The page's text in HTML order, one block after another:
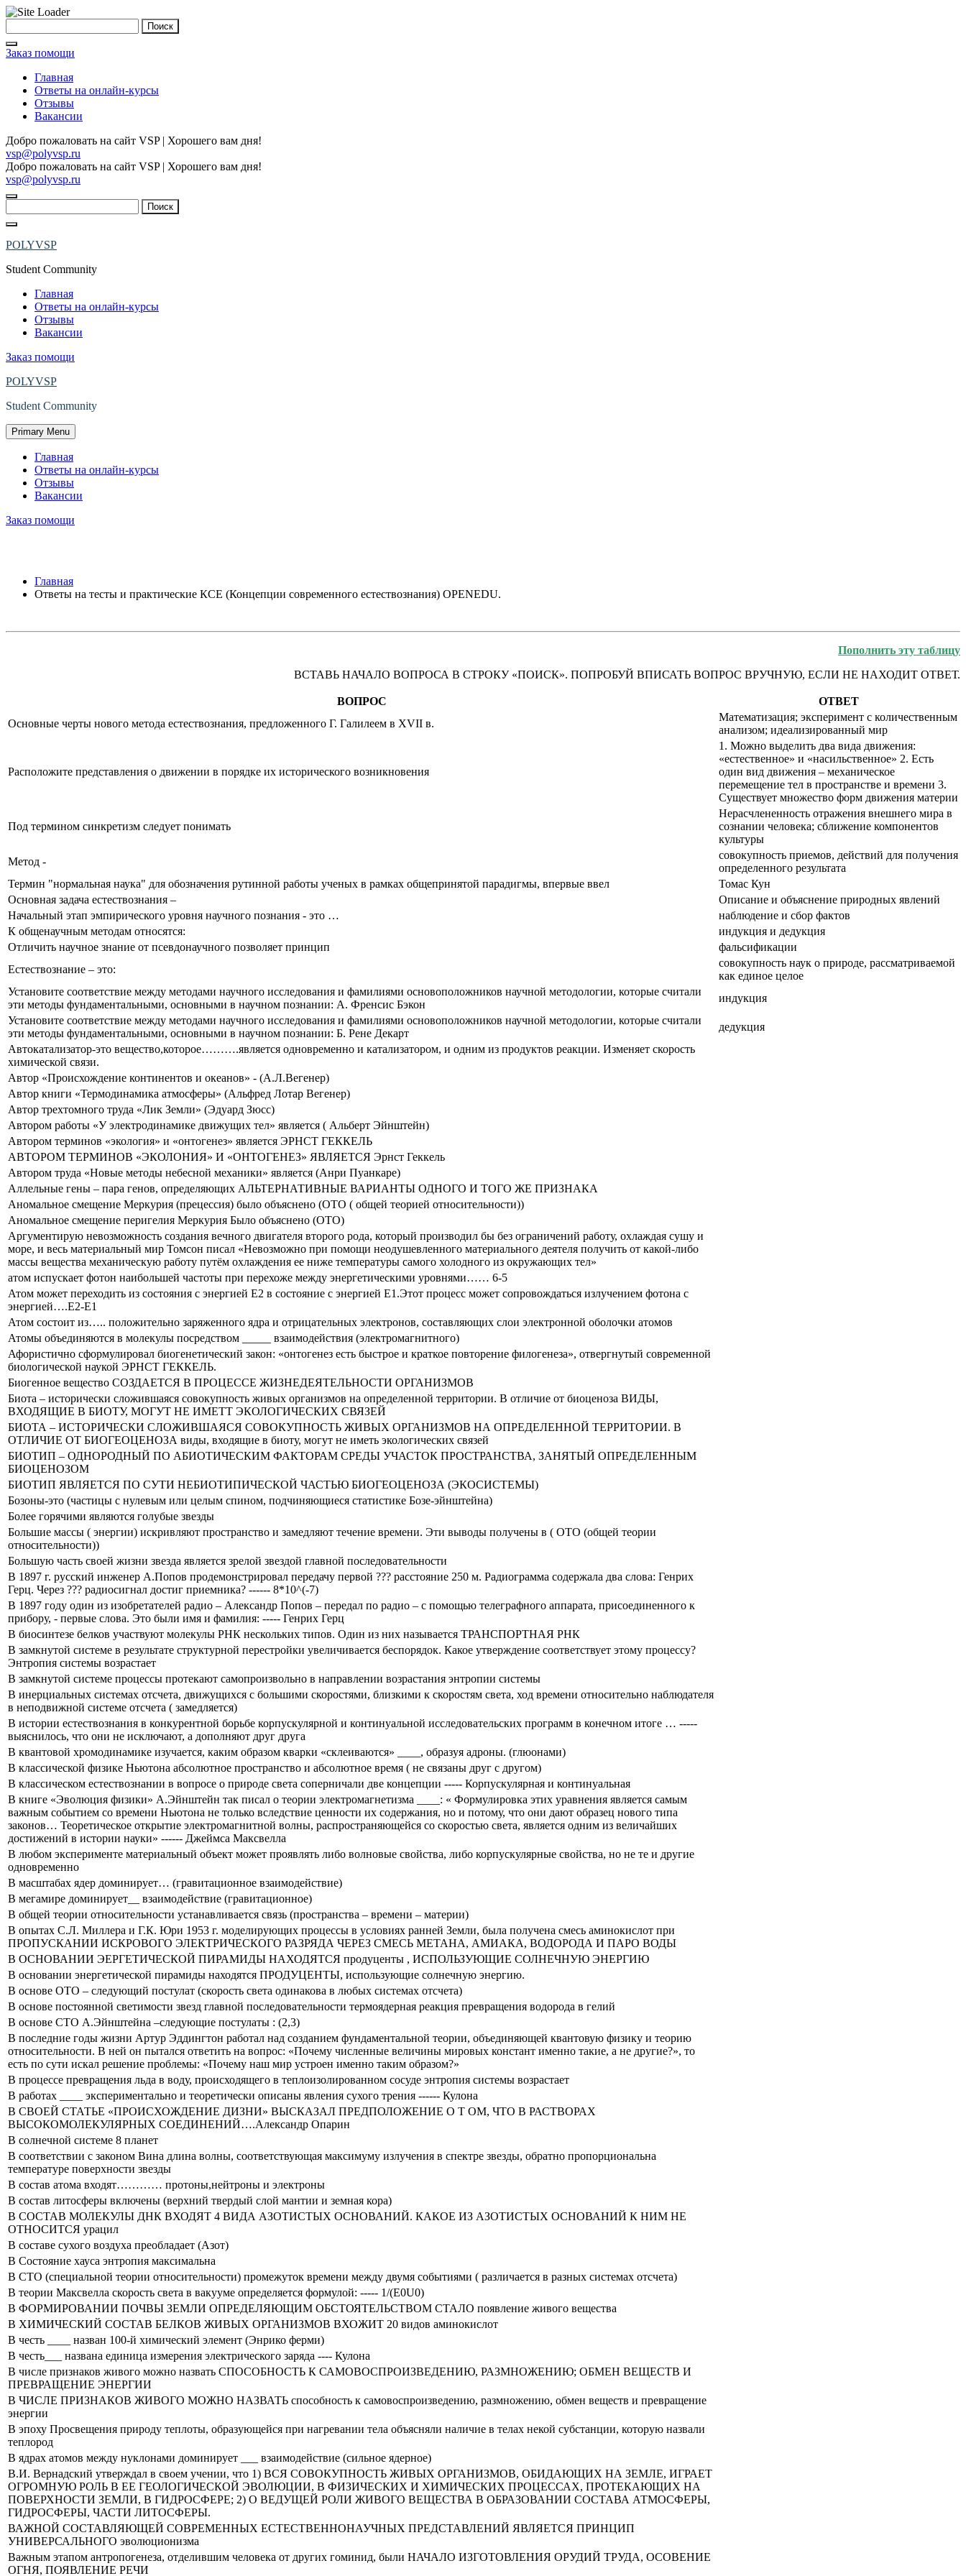
to
content
Заказ помощи
Главная
Ответы на онлайн-курсы
Отзывы
Вакансии
Добро пожаловать на сайт VSP | Хорошего вам дня!
vsp@polyvsp.ru
Добро пожаловать на сайт VSP | Хорошего вам дня!
vsp@polyvsp.ru
POLYVSP
Student Community
Главная
Ответы на онлайн-курсы
Отзывы
Вакансии
Заказ помощи
POLYVSP
Student Community
Primary Menu
Главная
Ответы на онлайн-курсы
Отзывы
Вакансии
Заказ помощи
Главная
Ответы на тесты и практические КСЕ (Концепции современного естествознания) OPENEDU.
Пополнить эту таблицу
ВСТАВЬ НАЧАЛО ВОПРОСА В СТРОКУ «ПОИСК». ПОПРОБУЙ ВПИСАТЬ ВОПРОС ВРУЧНУЮ, ЕСЛИ НЕ НАХОДИТ ОТВЕТ.
ВОПРОС
ОТВЕТ
Основные черты нового метода естествознания, предложенного Г. Галилеем в XVII в.
Математизация; эксперимент с количественным
анализом; идеализированный мир
Расположите представления о движении в порядке их исторического возникновения
1. Можно выделить два вида движения:
«естественное» и «насильственное» 2. Есть
один вид движения – механическое
перемещение тел в пространстве и времени 3.
Существует множество форм движения материи
Под термином синкретизм следует понимать
Нерасчлененность отражения внешнего мира в
сознании человека; сближение компонентов
культуры
Метод -
совокупность приемов, действий для получения
определенного результата
Термин "нормальная наука" для обозначения рутинной работы ученых в рамках общепринятой парадигмы, впервые ввел
Томас Кун
Основная задача естествознания –
Описание и объяснение природных явлений
Начальный этап эмпирического уровня научного познания - это …
наблюдение и сбор фактов
К общенаучным методам относятся:
индукция и дедукция
Отличить научное знание от псевдонаучного позволяет принцип
фальсификации
Естествознание – это:
совокупность наук о природе, рассматриваемой
как единое целое
Установите соответствие между методами научного исследования и фамилиями основоположников научной методологии, которые считали
эти методы фундаментальными, основными в научном познании: А. Френсис Бэкон
индукция
Установите соответствие между методами научного исследования и фамилиями основоположников научной методологии, которые считали
эти методы фундаментальными, основными в научном познании: Б. Рене Декарт
дедукция
Автокатализатор-это вещество,которое……….является одновременно и катализатором, и одним из продуктов реакции. Изменяет скорость
химической связи.
Автор «Происхождение континентов и океанов» - (А.Л.Вегенер)
Автор книги «Термодинамика атмосферы» (Альфред Лотар Вегенер)
Автор трехтомного труда «Лик Земли» (Эдуард Зюсс)
Автором работы «У электродинамике движущих тел» является ( Альберт Эйнштейн)
Автором терминов «экология» и «онтогенез» является ЭРНСТ ГЕККЕЛЬ
АВТОРОМ ТЕРМИНОВ «ЭКОЛОНИЯ» И «ОНТОГЕНЕЗ» ЯВЛЯЕТСЯ Эрнст Геккель
Автором труда «Новые методы небесной механики» является (Анри Пуанкаре)
Аллельные гены – пара генов, определяющих АЛЬТЕРНАТИВНЫЕ ВАРИАНТЫ ОДНОГО И ТОГО ЖЕ ПРИЗНАКА
Аномальное смещение Меркурия (прецессия) было объяснено (ОТО ( общей теорией относительности))
Аномальное смещение перигелия Меркурия Было объяснено (ОТО)
Аргументирую невозможность создания вечного двигателя второго рода, который производил бы без ограничений работу, охлаждая сушу и
море, и весь материальный мир Томсон писал «Невозможно при помощи неодушевленного материального деятеля получить от какой-либо
массы вещества механическую работу путём охлаждения ее ниже температуры самого холодного из окружающих тел»
атом испускает фотон наибольшей частоты при перехоже между энергетическими уровнями…… 6-5
Атом может переходить из состояния с энергией Е2 в состояние с энергией Е1.Этот процесс может сопровождаться излучением фотона с
энергией….Е2-Е1
Атом состоит из….. положительно заряженного ядра и отрицательных электронов, составляющих слои электронной оболочки атомов
Атомы объединяются в молекулы посредством _____ взаимодействия (электромагнитного)
Афористично сформулировал биогенетический закон: «онтогенез есть быстрое и краткое повторение филогенеза», отвергнутый современной
биологической наукой ЭРНСТ ГЕККЕЛЬ.
Биогенное вещество СОЗДАЕТСЯ В ПРОЦЕССЕ ЖИЗНЕДЕЯТЕЛЬНОСТИ ОРГАНИЗМОВ
Биота – исторически сложившаяся совокупность живых организмов на определенной территории. В отличие от биоценоза ВИДЫ,
ВХОДЯЩИЕ В БИОТУ, МОГУТ НЕ ИМЕТТ ЭКОЛОГИЧЕСКИХ СВЯЗЕЙ
БИОТА – ИСТОРИЧЕСКИ СЛОЖИВШАЯСЯ СОВОКУПНОСТЬ ЖИВЫХ ОРГАНИЗМОВ НА ОПРЕДЕЛЕННОЙ ТЕРРИТОРИИ. В
ОТЛИЧИЕ ОТ БИОГЕОЦЕНОЗА виды, входящие в биоту, могут не иметь экологических связей
БИОТИП – ОДНОРОДНЫЙ ПО АБИОТИЧЕСКИМ ФАКТОРАМ СРЕДЫ УЧАСТОК ПРОСТРАНСТВА, ЗАНЯТЫЙ ОПРЕДЕЛЕННЫМ
БИОЦЕНОЗОМ
БИОТИП ЯВЛЯЕТСЯ ПО СУТИ НЕБИОТИПИЧЕСКОЙ ЧАСТЬЮ БИОГЕОЦЕНОЗА (ЭКОСИСТЕМЫ)
Бозоны-это (частицы с нулевым или целым спином, подчиняющиеся статистике Бозе-эйнштейна)
Более горячими являются голубые звезды
Большие массы ( энергии) искривляют пространство и замедляют течение времени. Эти выводы получены в ( ОТО (общей теории
относительности))
Большую часть своей жизни звезда является зрелой звездой главной последовательности
В 1897 г. русский инженер А.Попов продемонстрировал передачу первой ??? расстояние 250 м. Радиограмма содержала два слова: Генрих
Герц. Через ??? радиосигнал достиг приемника? ------ 8*10^(-7)
В 1897 году один из изобретателей радио – Александр Попов – передал по радио – с помощью телеграфного аппарата, присоединенного к
прибору, - первые слова. Это были имя и фамилия: ----- Генрих Герц
В биосинтезе белков участвуют молекулы РНК нескольких типов. Один из них называется ТРАНСПОРТНАЯ РНК
В замкнутой системе в результате структурной перестройки увеличивается беспорядок. Какое утверждение соответствует этому процессу?
Энтропия системы возрастает
В замкнутой системе процессы протекают самопроизвольно в направлении возрастания энтропии системы
В инерциальных системах отсчета, движущихся с большими скоростями, близкими к скоростям света, ход времени относительно наблюдателя
в неподвижной системе отсчета ( замедляется)
В истории естествознания в конкурентной борьбе корпускулярной и континуальной исследовательских программ в конечном итоге … -----
выяснилось, что они не исключают, а дополняют друг друга
В квантовой хромодинамике изучается, каким образом кварки «склеиваются» ____, образуя адроны. (глюонами)
В классической физике Ньютона абсолютное пространство и абсолютное время ( не связаны друг с другом)
В классическом естествознании в вопросе о природе света соперничали две концепции ----- Корпускулярная и континуальная
В книге «Эволюция физики» А.Эйнштейн так писал о теории электромагнетизма ____: « Формулировка этих уравнения является самым
важным событием со времени Ньютона не только вследствие ценности их содержания, но и потому, что они дают образец нового типа
законов… Теоретическое открытие электромагнитной волны, распространяющейся со скоростью света, является одним из величайших
достижений в истории науки» ------ Джеймса Максвелла
В любом эксперименте материальный объект может проявлять либо волновые свойства, либо корпускулярные свойства, но не те и другие
одновременно
В масштабах ядер доминирует… (гравитационное взаимодействие)
В мегамире доминирует__ взаимодействие (гравитационное)
В общей теории относительности устанавливается связь (пространства – времени – материи)
В опытах С.Л. Миллера и Г.К. Юри 1953 г. моделирующих процессы в условиях ранней Земли, была получена смесь аминокислот при
ПРОПУСКАНИИ ИСКРОВОГО ЭЛЕКТРИЧЕСКОГО РАЗРЯДА ЧЕРЕЗ СМЕСЬ МЕТАНА, АМИАКА, ВОДОРОДА И ПАРО ВОДЫ
В ОСНОВАНИИ ЭЕРГЕТИЧЕСКОЙ ПИРАМИДЫ НАХОДЯТСЯ продуценты , ИСПОЛЬЗУЮЩИЕ СОЛНЕЧНУЮ ЭНЕРГИЮ
В основании энергетической пирамиды находятся ПРОДУЦЕНТЫ, использующие солнечную энергию.
В основе ОТО – следующий постулат (скорость света одинакова в любых системах отсчета)
В основе постоянной светимости звезд главной последовательности термоядерная реакция превращения водорода в гелий
В основе СТО А.Эйнштейна –следующие постулаты : (2,3)
В последние годы жизни Артур Эддингтон работал над созданием фундаментальной теории, объединяющей квантовую физику и теорию
относительности. В ней он пытался ответить на вопрос: «Почему численные величины мировых констант именно такие, а не другие?», то
есть по сути искал решение проблемы: «Почему наш мир устроен именно таким образом?»
В процессе превращения льда в воду, происходящего в теплоизолированном сосуде энтропия системы возрастает
В работах ____ экспериментально и теоретически описаны явления сухого трения ------ Кулона
В СВОЕЙ СТАТЬЕ «ПРОИСХОЖДЕНИЕ ДИЗНИ» ВЫСКАЗАЛ ПРЕДПОЛОЖЕНИЕ О Т ОМ, ЧТО В РАСТВОРАХ
ВЫСОКОМОЛЕКУЛЯРНЫХ СОЕДИНЕНИЙ….Александр Опарин
В солнечной системе 8 планет
В соответствии с законом Вина длина волны, соответствующая максимуму излучения в спектре звезды, обратно пропорциональна
температуре поверхности звезды
В состав атома входят………… протоны,нейтроны и электроны
В состав литосферы включены (верхний твердый слой мантии и земная кора)
В СОСТАВ МОЛЕКУЛЫ ДНК ВХОДЯТ 4 ВИДА АЗОТИСТЫХ ОСНОВАНИЙ. КАКОЕ ИЗ АЗОТИСТЫХ ОСНОВАНИЙ К НИМ НЕ
ОТНОСИТСЯ урацил
В составе сухого воздуха преобладает (Азот)
В Состояние хауса энтропия максимальна
В СТО (специальной теории относительности) промежуток времени между двумя событиями ( различается в разных системах отсчета)
В теории Максвелла скорость света в вакууме определяется формулой: ----- 1/(Е0U0)
В ФОРМИРОВАНИИ ПОЧВЫ ЗЕМЛИ ОПРЕДЕЛЯЮЩИМ ОБСТОЯТЕЛЬСТВОМ СТАЛО появление живого вещества
В ХИМИЧЕСКИЙ СОСТАВ БЕЛКОВ ЖИВЫХ ОРГАНИЗМОВ ВХОЖИТ 20 видов аминокислот
В честь ____ назван 100-й химический элемент (Энрико ферми)
В честь___ названа единица измерения электрического заряда ---- Кулона
В числе признаков живого можно назвать СПОСОБНОСТЬ К САМОВОСПРОИЗВЕДЕНИЮ, РАЗМНОЖЕНИЮ; ОБМЕН ВЕЩЕСТВ И
ПРЕВРАЩЕНИЕ ЭНЕРГИИ
В ЧИСЛЕ ПРИЗНАКОВ ЖИВОГО МОЖНО НАЗВАТЬ способность к самовоспроизведению, размножению, обмен веществ и превращение
энергии
В эпоху Просвещения природу теплоты, образующейся при нагревании тела объясняли наличие в телах некой субстанции, которую назвали
теплород
В ядрах атомов между нуклонами доминирует ___ взаимодействие (сильное ядерное)
В.И. Вернадский утверждал в своем учении, что 1) ВСЯ СОВОКУПНОСТЬ ЖИВЫХ ОРГАНИЗМОВ, ОБИДАЮЩИХ НА ЗЕМЛЕ, ИГРАЕТ
ОГРОМНУЮ РОЛЬ В ЕЕ ГЕОЛОГИЧЕСКОЙ ЭВОЛЮЦИИ, В ФИЗИЧЕСКИХ И ХИМИЧЕСКИХ ПРОЦЕССАХ, ПРОТЕКАЮЩИХ НА
ПОВЕРХНОСТИ ЗЕМЛИ, В ГИДРОСФЕРЕ; 2) О ВЕДУЩЕЙ РОЛИ ЖИВОГО ВЕЩЕСТВА В ОБРАЗОВАНИИ СОСТАВА АТМОСФЕРЫ,
ГИДРОСФЕРЫ, ЧАСТИ ЛИТОСФЕРЫ.
ВАЖНОЙ СОСТАВЛЯЮЩЕЙ СОВРЕМЕННЫХ ЕСТЕСТВЕННОНАУЧНЫХ ПРЕДСТАВЛЕНИЙ ЯВЛЯЕТСЯ ПРИНЦИП
УНИВЕРСАЛЬНОГО эволюционизма
Важным этапом антропогенеза, отделившим человека от других гоминид, были НАЧАЛО ИЗГОТОВЛЕНИЯ ОРУДИЙ ТРУДА, ОСОВЕНИЕ
ОГНЯ, ПОЯВЛЕНИЕ РЕЧИ